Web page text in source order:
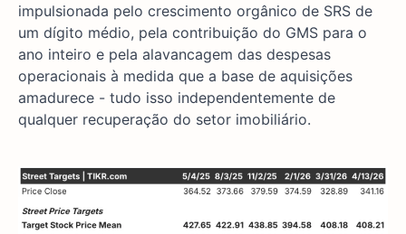
impulsionada pelo crescimento orgânico de SRS de
um dígito médio, pela contribuição do GMS para o
ano inteiro e pela alavancagem das despesas
operacionais à medida que a base de aquisições
amadurece - tudo isso independentemente de
qualquer recuperação do setor imobiliário.